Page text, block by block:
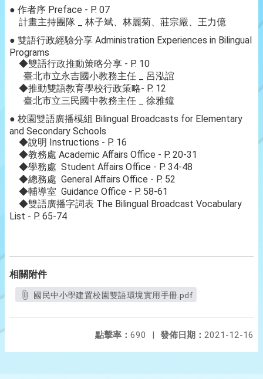
● 作者序 Preface - P. 07
計畫主持團隊 _ 林子斌、林麗菊、莊宗嚴、王力億
● 雙語行政經驗分享 Administration Experiences in Bilingual
Programs
◆雙語行政推動策略分享 - P. 10
臺北市立永吉國小教務主任 _ 呂泓誼
◆推動雙語教育學校行政策略- P. 12
臺北市立三民國中教務主任 _ 徐雅鐘
● 校園雙語廣播模組 Bilingual Broadcasts for Elementary
and Secondary Schools
◆說明 Instructions - P. 16
◆教務處 Academic Aﬀairs Oﬃce - P. 20-31
◆學務處 Student Aﬀairs Oﬃce - P. 34-48
◆總務處 General Aﬀairs Oﬃce - P. 52
◆輔導室 Guidance Oﬃce - P. 58-61
◆雙語廣播字詞表 The Bilingual Broadcast Vocabulary
List - P. 65-74
相關附件
國民中小學建置校園雙語環境實用手冊.pdf
發佈日期： 2021-12-16
點擊率： 690 |